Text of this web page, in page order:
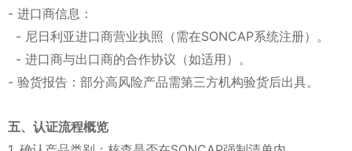
- 进口商信息：
- 尼日利亚进口商营业执照（需在SONCAP系统注册）。
- 进口商与出口商的合作协议（如适用）。
- 验货报告：部分高风险产品需第三方机构验货后出具。
五、认证流程概览